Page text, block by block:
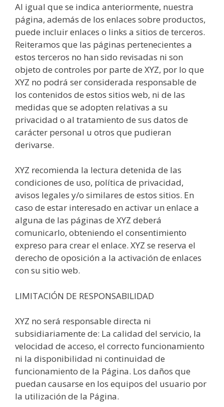
Al igual que se indica anteriormente, nuestra
página, además de los enlaces sobre productos,
puede incluir enlaces o links a sitios de terceros.
Reiteramos que las páginas pertenecientes a
estos terceros no han sido revisadas ni son
objeto de controles por parte de XYZ, por lo que
XYZ no podrá ser considerada responsable de
los contenidos de estos sitios web, ni de las
medidas que se adopten relativas a su
privacidad o al tratamiento de sus datos de
carácter personal u otros que pudieran
derivarse.
XYZ recomienda la lectura detenida de las
condiciones de uso, política de privacidad,
avisos legales y/o similares de estos sitios. En
caso de estar interesado en activar un enlace a
alguna de las páginas de XYZ deberá
comunicarlo, obteniendo el consentimiento
expreso para crear el enlace. XYZ se reserva el
derecho de oposición a la activación de enlaces
con su sitio web.
LIMITACIÓN DE RESPONSABILIDAD
XYZ no será responsable directa ni
subsidiariamente de: La calidad del servicio, la
velocidad de acceso, el correcto funcionamiento
ni la disponibilidad ni continuidad de
funcionamiento de la Página. Los daños que
puedan causarse en los equipos del usuario por
la utilización de la Página.